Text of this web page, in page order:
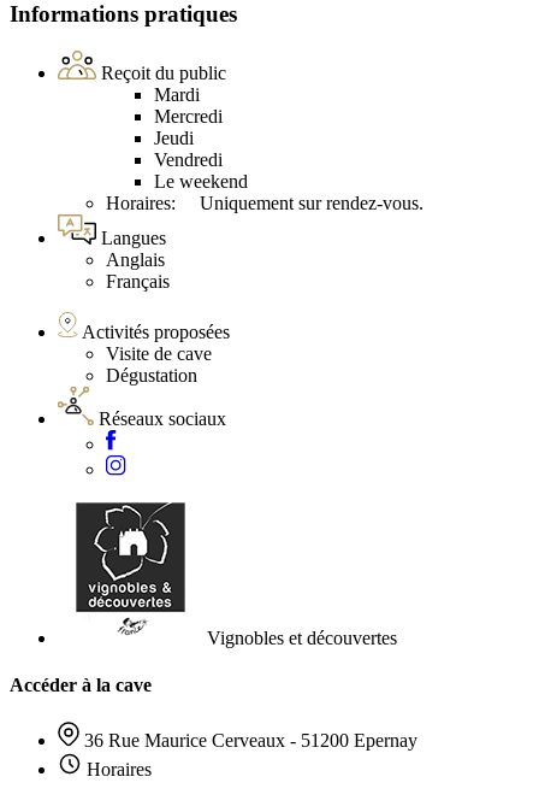
Informations pratiques
Reçoit du public
Mardi
Mercredi
Jeudi
Vendredi
Le weekend
Horaires: Uniquement sur rendez-vous.
Langues
Anglais
Français
Activités proposées
Visite de cave
Dégustation
Réseaux sociaux
Vignobles et découvertes
Accéder à la cave
36 Rue Maurice Cerveaux - 51200 Epernay
Horaires